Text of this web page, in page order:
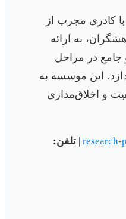
کادری مجرب از
به ارائه
در مراحل
این موسسه به
و اخلاق‌مداری
research-
| تلفن: